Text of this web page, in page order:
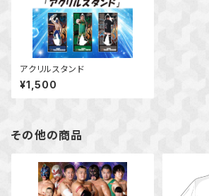
アクリルスタンド
¥1,500
その他の商品